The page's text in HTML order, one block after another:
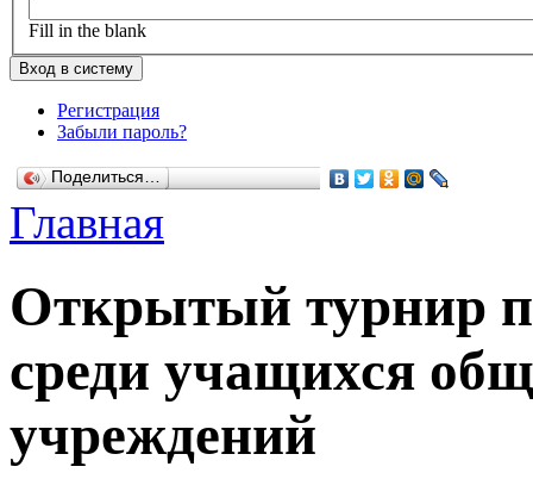
Fill in the blank
Регистрация
Забыли пароль?
Поделиться…
Главная
Открытый турнир
среди учащихся
учреждений